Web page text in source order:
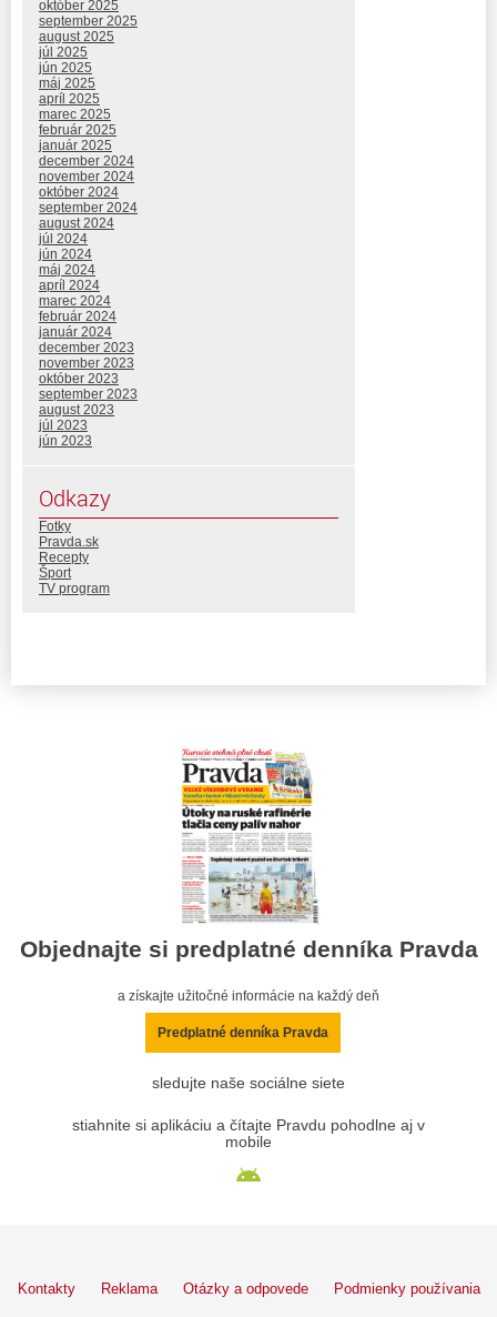
október 2025
september 2025
august 2025
júl 2025
jún 2025
máj 2025
apríl 2025
marec 2025
február 2025
január 2025
december 2024
november 2024
október 2024
september 2024
august 2024
júl 2024
jún 2024
máj 2024
apríl 2024
marec 2024
február 2024
január 2024
december 2023
november 2023
október 2023
september 2023
august 2023
júl 2023
jún 2023
Odkazy
Fotky
Pravda.sk
Recepty
Šport
TV program
Objednajte si predplatné denníka Pravda
a získajte užitočné informácie na každý deň
Predplatné denníka Pravda
sledujte naše sociálne siete
stiahnite si aplikáciu a čítajte Pravdu pohodlne aj v
mobile
Kontakty Reklama Otázky a odpovede Podmienky používania